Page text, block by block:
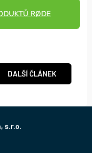
RØDE
DALŠÍ ČLÁNEK